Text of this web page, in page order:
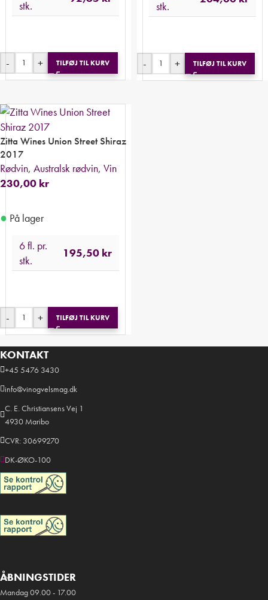
stk.
- + TILFØJ TIL KURV
stk.
- + TILFØJ TIL KURV
Zitta Wines Union Street Shiraz
2017
Rødvin, Australsk rødvin, Vin
230,00 kr
● På lager
6 fl. pr.
stk.
195,50 kr
- + TILFØJ TIL KURV
KONTAKT
+45 5476 3430
info@vinogvelsmag.dk
C. E. Christiansens Vej 1
4930 Maribo
CVR: 30699270
DK-ØKO-100
ÅBNINGSTIDER
Mandag 09.00 - 17.00